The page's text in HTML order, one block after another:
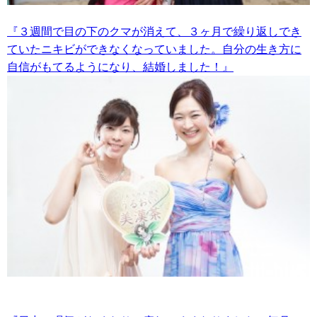
『３週間で目の下のクマが消えて、３ヶ月で繰り返しでき
ていたニキビができなくなっていました。自分の生き方に
自信がもてるようになり、結婚しました！』